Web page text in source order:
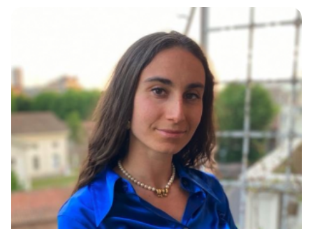
Il nostro network
La nostra comunità